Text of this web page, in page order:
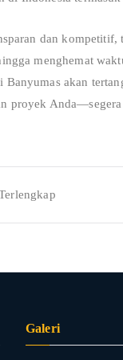
dan kompetitif,
menghemat
akan
proyek
Galeri